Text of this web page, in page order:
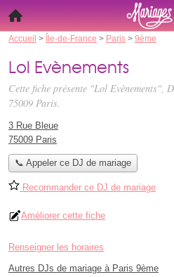
Accueil > Île-de-France > Paris > 9ème
Lol Evènements
Cette fiche présente "Lol Evènements",
75009 Paris.
3 Rue Bleue
75009 Paris
📞 Appeler ce DJ de mariage
Recommander ce DJ de mariage
Améliorer cette fiche
Renseigner les horaires
Autres DJs de mariage à Paris 9ème